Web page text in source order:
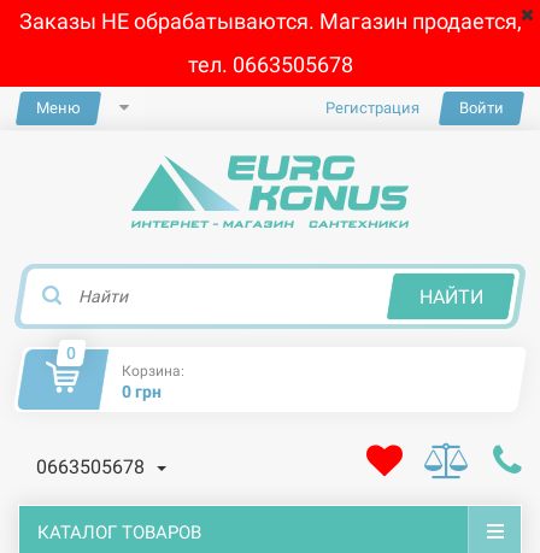
Заказы НЕ обрабатываются. Магазин продается,
тел. 0663505678
Меню Регистрация Войти
НАЙТИ
0
Корзина:
0 грн
0663505678
КАТАЛОГ ТОВАРОВ